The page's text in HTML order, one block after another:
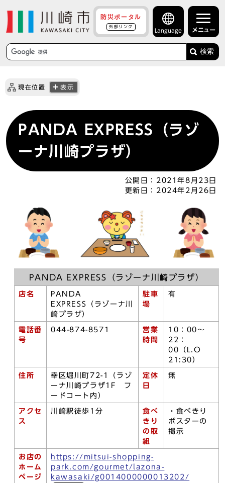
防災ポータル
外部リンク
Language メニュー
検索
現在位置 表示
PANDA EXPRESS（ラゾ
ーナ川崎プラザ）
公開日： 2021年8月23日
更新日： 2024年2月26日
PANDA EXPRESS（ラゾーナ川崎プラザ）
店名
PANDA
EXPRESS（ラゾーナ川
崎プラザ）
駐車
場
有
電話番
号
044-874-8571
営業
時間
10：00～
22：
00（L.O
21:30）
住所
幸区堀川町72-1（ラゾ
ーナ川崎プラザ1F フ
ードコート内）
定休
日
無
アクセ
ス
川崎駅徒歩1分
食べ
きり
の取
組
・食べきり
ポスターの
掲示
お店の
ホーム
ページ
https://mitsui-shopping-
park.com/gourmet/lazona-
kawasaki/g0014000000013202/